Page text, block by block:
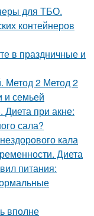
для ТБО.
контейнеров
в праздничные и
Метод 2 Метод 2
и семьей
Диета при акне:
сала?
кала
Диета
питания:
вполне